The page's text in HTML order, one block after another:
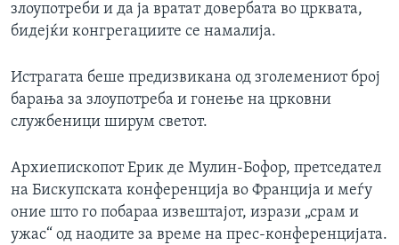
злоупотреби и да ја вратат довербата во црквата,
бидејќи конгрегациите се намалија.
Истрагата беше предизвикана од зголемениот број
барања за злоупотреба и гонење на црковни
службеници ширум светот.
Архиепископот Ерик де Мулин-Бофор, претседател
на Бискупската конференција во Франција и меѓу
оние што го побараа извештајот, изрази „срам и
ужас“ од наодите за време на прес-конференцијата.